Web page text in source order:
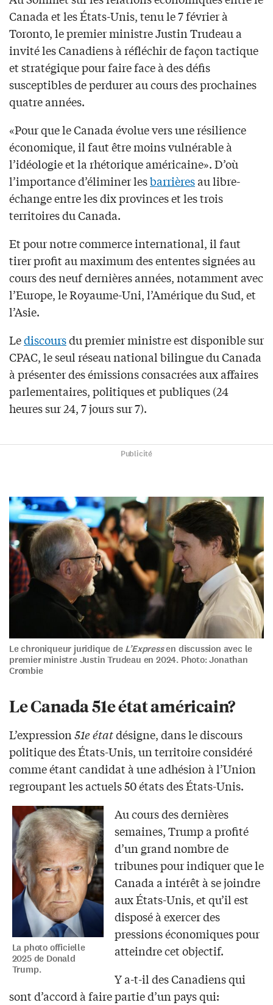
Canada et les États-Unis, tenu le 7 février à
Toronto, le premier ministre Justin Trudeau a
invité les Canadiens à réfléchir de façon tactique
et stratégique pour faire face à des défis
susceptibles de perdurer au cours des prochaines
quatre années.
«Pour que le Canada évolue vers une résilience
économique, il faut être moins vulnérable à
l’idéologie et la rhétorique américaine». D’où
l’importance d’éliminer lesbarrièresau libre-
échange entre les dix provinces et les trois
territoires du Canada.
Et pour notre commerce international, il faut
tirer profit au maximum des ententes signées au
cours des neuf dernières années, notamment avec
l’Europe, le Royaume-Uni, l’Amérique du Sud, et
l’Asie.
Lediscoursdu premier ministre est disponible sur
CPAC, le seul réseau national bilingue du Canada
à présenter des émissions consacrées aux affaires
parlementaires, politiques et publiques (24
heures sur 24, 7 jours sur 7).
Publicité
Le chroniqueur juridique de L’Expressen discussion avec le
premier ministre Justin Trudeau en 2024. Photo: Jonathan
Crombie
Le Canada 51e état américain?
L’expression51e étatdésigne, dans le discours
politique des États-Unis, un territoire considéré
comme étant candidat à une adhésion à l’Union
regroupant les actuels 50 états des États-Unis.
La photo officielle
2025 de Donald
Trump.
Au cours des dernières
semaines, Trump a profité
d’un grand nombre de
tribunes pour indiquer que le
Canada a intérêt à se joindre
aux États-Unis, et qu’il est
disposé à exercer des
pressions économiques pour
atteindre cet objectif.
Y a-t-il des Canadiens qui
sont d’accord à faire partie d’un pays qui: